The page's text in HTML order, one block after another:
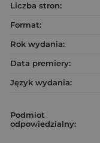
Liczba stron:
Format:
Rok wydania:
Data premiery:
Język wydania:
Podmiot
odpowiedzialny: